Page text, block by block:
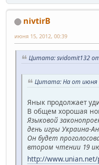
nivtirB
июня 15, 2012, 00:39
Цитата: svidomit132
Цитата: На от июня
Янык продолжает
В общем хорошая
Языковой
день игры Украина-
Он будет
втором чтении 19
http://